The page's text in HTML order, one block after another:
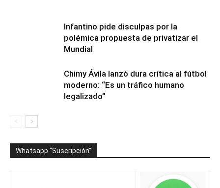
Infantino pide disculpas por la
polémica propuesta de privatizar el
Mundial
Chimy Ávila lanzó dura crítica al fútbol
moderno: “Es un tráfico humano
legalizado”
Whatsapp “Suscripción”